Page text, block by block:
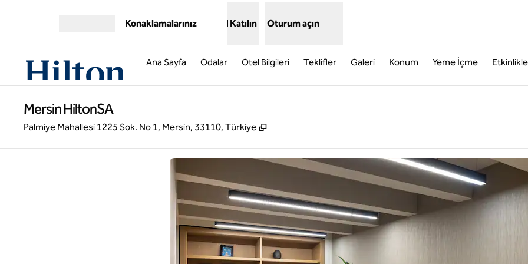
Konaklamalarınız Katılın Oturum açın
Ana Sayfa Odalar Otel Bilgileri Teklifler Galeri Konum Yeme İçme
Mersin HiltonSA
Palmiye Mahallesi 1225 Sok. No 1, Mersin, 33110, Türkiye ,